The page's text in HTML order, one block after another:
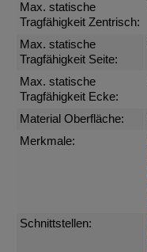
Max. statische
Tragfähigkeit Zentrisch:
Max. statische
Tragfähigkeit Seite:
Max. statische
Tragfähigkeit Ecke:
Material Oberfläche:
Merkmale:
Schnittstellen: